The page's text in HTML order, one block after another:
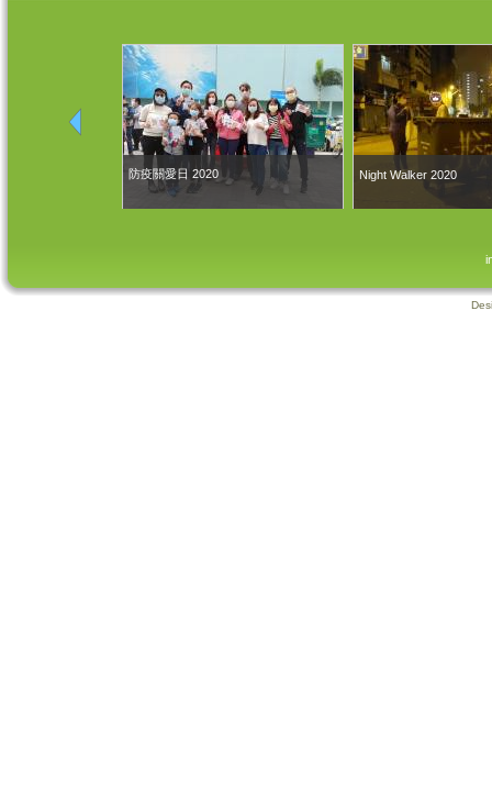
防疫關愛日 2020 Night Walker 2020